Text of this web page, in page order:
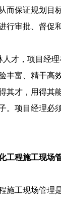
而保证规划目
行审批、督促
才，项目经理
丰富、精干高
其才，用得其
。项目经理必
工程施工现场
施工现场管理